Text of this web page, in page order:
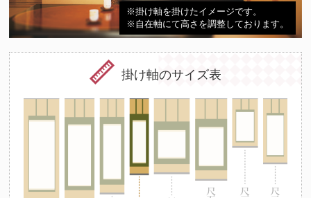
※掛け軸を掛けたイメージです。
※自在軸にて高さを調整しております。
掛け軸のサイズ表